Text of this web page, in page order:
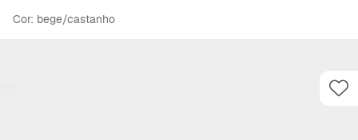
Cor: bege/castanho